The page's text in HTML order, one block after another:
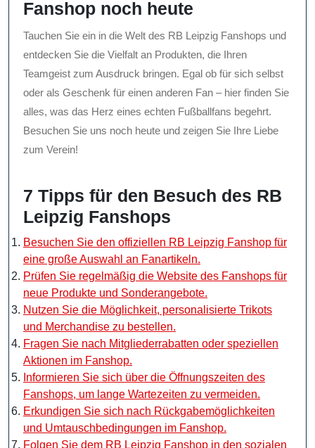
Fanshop noch heute
Tauchen Sie ein in die Welt des RB Leipzig Fanshops und
entdecken Sie die Vielfalt an Produkten, die Ihren
Teamgeist zum Ausdruck bringen. Egal ob für sich selbst
oder als Geschenk für einen anderen Fan – hier finden Sie
alles, was das Herz eines echten Fußballfans begehrt.
Besuchen Sie uns noch heute und zeigen Sie Ihre Liebe
zum Verein!
7 Tipps für den Besuch des RB
Leipzig Fanshops
Besuchen Sie den offiziellen RB Leipzig Fanshop für
eine große Auswahl an Fanartikeln.
Prüfen Sie regelmäßig die Website des Fanshops für
neue Produkte und Sonderangebote.
Nutzen Sie die Möglichkeit, personalisierte Trikots
und Merchandise zu bestellen.
Fragen Sie nach Mitgliederrabatten oder speziellen
Aktionen im Fanshop.
Informieren Sie sich über die Öffnungszeiten des
Fanshops, um lange Wartezeiten zu vermeiden.
Erkundigen Sie sich nach Rückgabemöglichkeiten
und Umtauschbedingungen im Fanshop.
Folgen Sie dem RB Leipzig Fanshop in den sozialen